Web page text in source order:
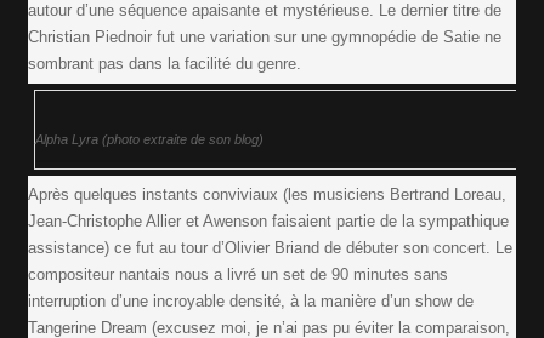
autour d’une séquence apaisante et mystérieuse. Le dernier titre de
Christian Piednoir fut une variation sur une gymnopédie de Satie ne
sombrant pas dans la facilité du genre.
Alpha Lyra (photo extraite de son blog)
Après quelques instants conviviaux (les musiciens Bertrand Loreau,
Jean-Christophe Allier et Awenson faisaient partie de la sympathique
assistance) ce fut au tour d’Olivier Briand de débuter son concert. Le
compositeur nantais nous a livré un set de 90 minutes sans
interruption d’une incroyable densité, à la manière d’un show de
Tangerine Dream (excusez moi, je n’ai pas pu éviter la comparaison,